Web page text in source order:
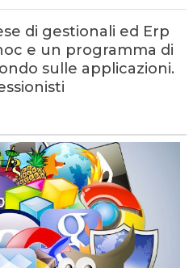
di gestionali ed Erp
e un programma di
sulle applicazioni.